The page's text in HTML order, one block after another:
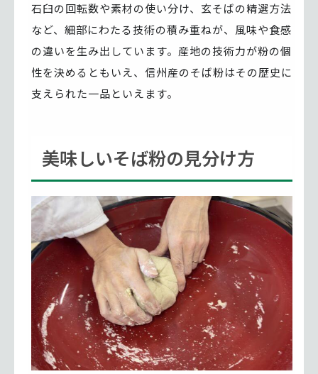
石臼の回転数や素材の使い分け、玄そばの精選方法
など、細部にわたる技術の積み重ねが、風味や食感
の違いを生み出しています。産地の技術力が粉の個
性を決めるともいえ、信州産のそば粉はその歴史に
支えられた一品といえます。
美味しいそば粉の見分け方